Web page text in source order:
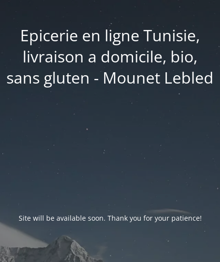
Epicerie en ligne Tunisie,
livraison a domicile, bio,
sans gluten - Mounet Lebled
Site will be available soon. Thank you for your patience!